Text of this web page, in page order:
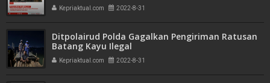
Kepriaktual.com 2022-8-31
Ditpolairud Polda Gagalkan Pengiriman Ratusan
Batang Kayu Ilegal
Kepriaktual.com 2022-8-31